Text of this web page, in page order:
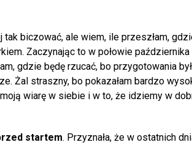
biczować, ale wiem, ile przeszłam,
Zaczynając to w połowie
gdzie będę rzucać, bo przygotowania
Żal straszny, bo pokazałam bardzo
wiarę w siebie i w to, że idziemy w
startem. Przyznała, że w ostatnich